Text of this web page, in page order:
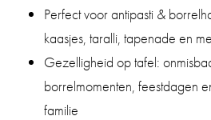
Perfect voor antipasti &
kaasjes, taralli, tapenade en
Gezelligheid op tafel:
borrelmomenten, feestdagen
familie